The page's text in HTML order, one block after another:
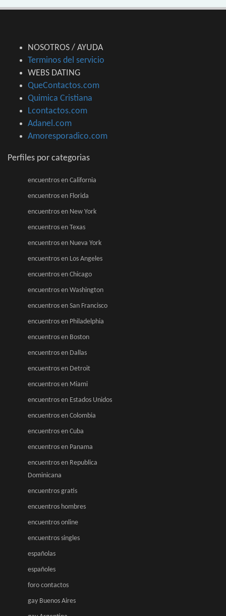
NOSOTROS / AYUDA
Terminos del servicio
WEBS DATING
QueContactos.com
Quimica Cristiana
Lcontactos.com
Adanel.com
Amoresporadico.com
Perfiles por categorias
encuentros en California
encuentros en Florida
encuentros en New York
encuentros en Texas
encuentros en Nueva York
encuentros en Los Angeles
encuentros en Chicago
encuentros en Washington
encuentros en San Francisco
encuentros en Philadelphia
encuentros en Boston
encuentros en Dallas
encuentros en Detroit
encuentros en Miami
encuentros en Estados Unidos
encuentros en Colombia
encuentros en Cuba
encuentros en Panama
encuentros en Republica
Dominicana
encuentros gratis
encuentros hombres
encuentros online
encuentros singles
españolas
españoles
foro contactos
gay Buenos Aires